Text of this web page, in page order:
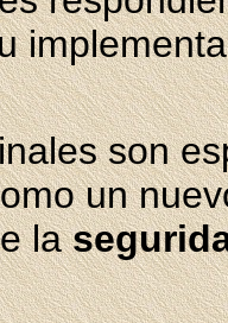
son
un
la